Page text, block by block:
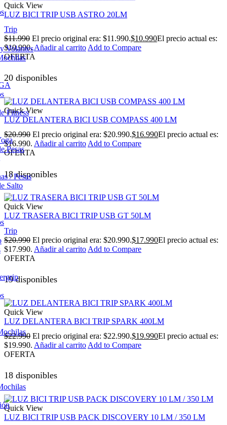
Volantes
Fitness
Pesas
/ Pesas
Salto
Quick View
LUZ BICI TRIP USB ASTRO 20LM
Trip
$11.990 El precio original era: $11.990.$10.990El precio actual es:
$10.990. Añadir al carrito Add to Compare
OFERTA
20 disponibles
Quick View
LUZ DELANTERA BICI USB COMPASS 400 LM
$20.990 El precio original era: $20.990.$16.990El precio actual es:
$16.990. Añadir al carrito Add to Compare
OFERTA
18 disponibles
Quick View
LUZ TRASERA BICI TRIP USB GT 50LM
Trip
$20.990 El precio original era: $20.990.$17.990El precio actual es:
$17.990. Añadir al carrito Add to Compare
OFERTA
19 disponibles
Quick View
LUZ DELANTERA BICI TRIP SPARK 400LM
$22.990 El precio original era: $22.990.$19.990El precio actual es:
$19.990. Añadir al carrito Add to Compare
OFERTA
18 disponibles
Quick View
LUZ BICI TRIP USB PACK DISCOVERY 10 LM / 350 LM